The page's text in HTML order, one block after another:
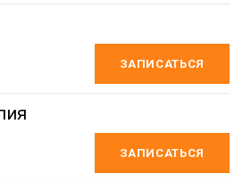
ЗАПИСАТЬСЯ
ЗАПИСАТЬСЯ